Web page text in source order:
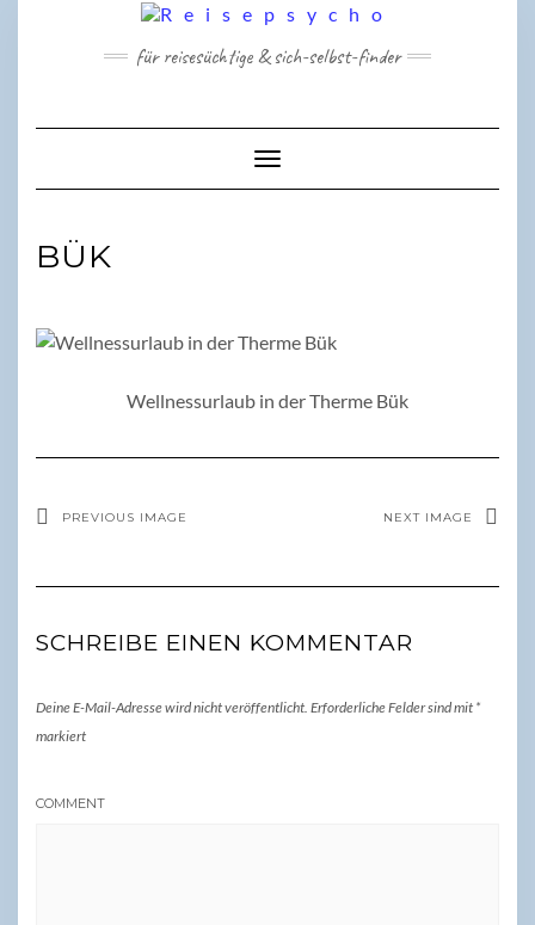
für reisesüchtige & sich-selbst-finder
Toggle Navigation
BÜK
Wellnessurlaub in der Therme Bük
PREVIOUS IMAGE NEXT IMAGE
SCHREIBE EINEN KOMMENTAR
Deine E-Mail-Adresse wird nicht veröffentlicht. Erforderliche Felder sind mit *
markiert
COMMENT